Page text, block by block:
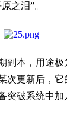
之泪”。
副本，用途
次更新后，
突破系统中